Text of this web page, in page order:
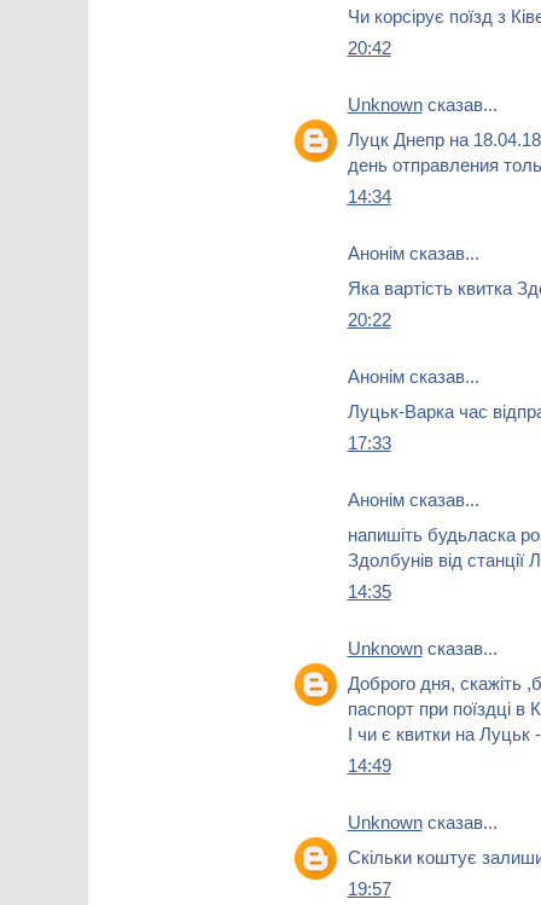
Чи корсірує поїзд з
20:42
Unknownсказав...
Луцк Днепр на
день отправления
14:34
Анонім сказав...
Яка вартість квитка
20:22
Анонім сказав...
Луцьк-Варка час
17:33
Анонім сказав...
напишіть будьласка
Здолбунів від станції
14:35
Unknownсказав...
Доброго дня, скажіть
паспорт при поїздці в
І чи є квитки на Луцьк
14:49
Unknownсказав...
Скільки коштує
19:57